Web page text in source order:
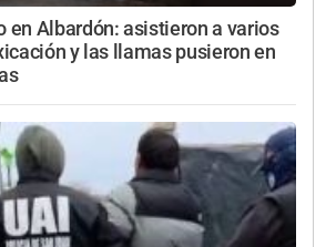
en Albardón: asistieron a varios
y las llamas pusieron en